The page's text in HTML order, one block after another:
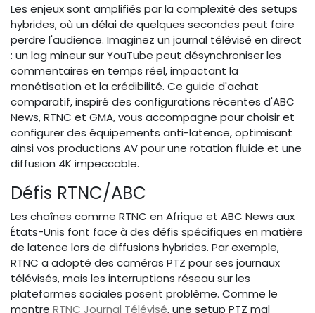
Les enjeux sont amplifiés par la complexité des setups
hybrides, où un délai de quelques secondes peut faire
perdre l'audience. Imaginez un journal télévisé en direct
: un lag mineur sur YouTube peut désynchroniser les
commentaires en temps réel, impactant la
monétisation et la crédibilité. Ce guide d'achat
comparatif, inspiré des configurations récentes d'ABC
News, RTNC et GMA, vous accompagne pour choisir et
configurer des équipements anti-latence, optimisant
ainsi vos productions AV pour une rotation fluide et une
diffusion 4K impeccable.
Défis RTNC/ABC
Les chaînes comme RTNC en Afrique et ABC News aux
États-Unis font face à des défis spécifiques en matière
de latence lors de diffusions hybrides. Par exemple,
RTNC a adopté des caméras PTZ pour ses journaux
télévisés, mais les interruptions réseau sur les
plateformes sociales posent problème. Comme le
montre RTNC Journal Télévisé, une setup PTZ mal